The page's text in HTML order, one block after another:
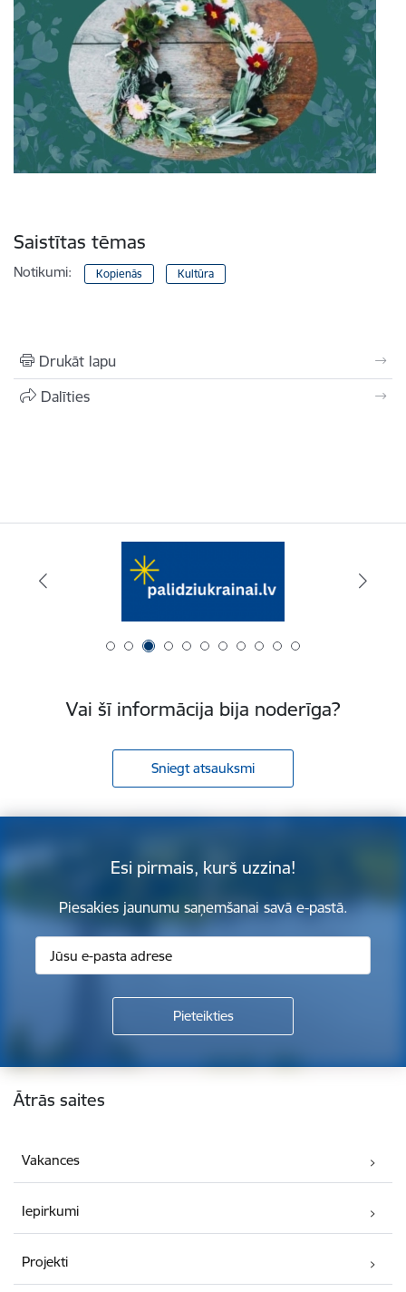
Saistītas tēmas
Notikumi: Kopienās Kultūra
Drukāt lapu
Dalīties
Vai šī informācija bija noderīga?
Sniegt atsauksmi
Esi pirmais, kurš uzzina!
Piesakies jaunumu saņemšanai savā e-pastā.
Kājene
Ātrās saites
Vakances
Iepirkumi
Projekti